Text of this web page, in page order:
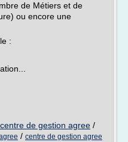
de Métiers et de
ou encore une
:
de gestion agree /
/ centre de gestion agree